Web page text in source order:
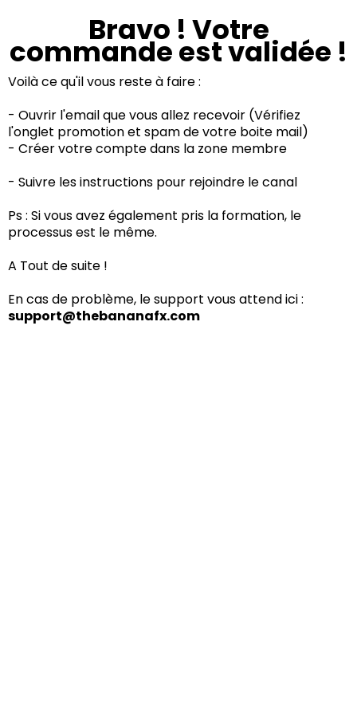
Bravo ! Votre
commande est validée !
Voilà ce qu'il vous reste à faire :
- Ouvrir l'email que vous allez recevoir (Vérifiez
l'onglet promotion et spam de votre boite mail)
- Créer votre compte dans la zone membre
- Suivre les instructions pour rejoindre le canal
Ps : Si vous avez également pris la formation, le
processus est le même.
A Tout de suite !
En cas de problème, le support vous attend ici :
support@thebananafx.com